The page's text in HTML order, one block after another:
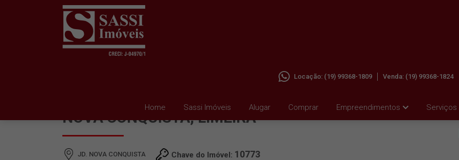
Home Sassi Imóveis Alugar Comprar Empreendimentos Serviços
Locação: (19) 99368-1809 Venda: (19) 99368-1824
NOVA CONQUISTA, LIMEIRA
JD. NOVA CONQUISTA Chave do Imóvel: 10773